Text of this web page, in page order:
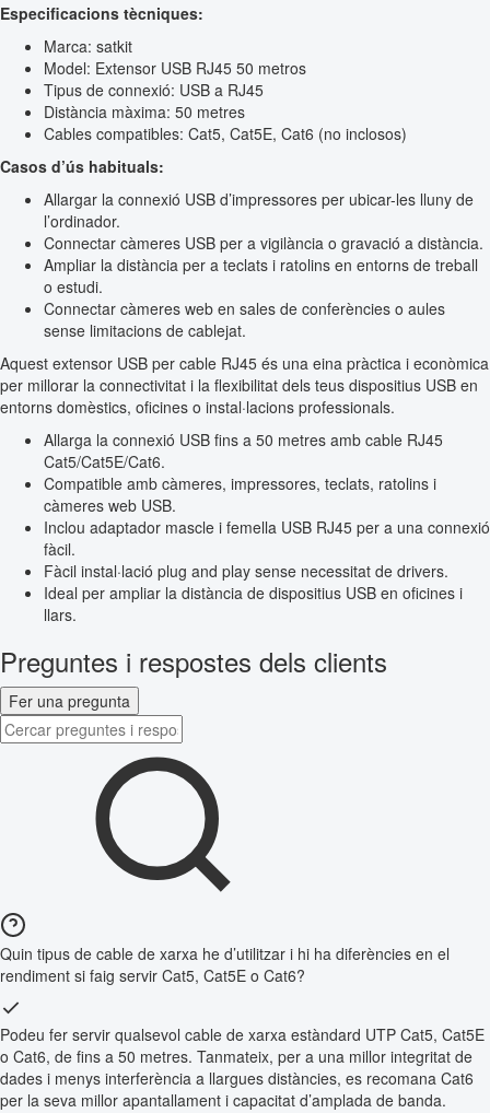
Especificacions tècniques:
Marca: satkit
Model: Extensor USB RJ45 50 metros
Tipus de connexió: USB a RJ45
Distància màxima: 50 metres
Cables compatibles: Cat5, Cat5E, Cat6 (no inclosos)
Casos d’ús habituals:
Allargar la connexió USB d’impressores per ubicar-les lluny de
l’ordinador.
Connectar càmeres USB per a vigilància o gravació a distància.
Ampliar la distància per a teclats i ratolins en entorns de treball
o estudi.
Connectar càmeres web en sales de conferències o aules
sense limitacions de cablejat.
Aquest extensor USB per cable RJ45 és una eina pràctica i econòmica
per millorar la connectivitat i la flexibilitat dels teus dispositius USB en
entorns domèstics, oficines o instal·lacions professionals.
Allarga la connexió USB fins a 50 metres amb cable RJ45
Cat5/Cat5E/Cat6.
Compatible amb càmeres, impressores, teclats, ratolins i
càmeres web USB.
Inclou adaptador mascle i femella USB RJ45 per a una connexió
fàcil.
Fàcil instal·lació plug and play sense necessitat de drivers.
Ideal per ampliar la distància de dispositius USB en oficines i
llars.
Preguntes i respostes dels clients
Fer una pregunta
Quin tipus de cable de xarxa he d’utilitzar i hi ha diferències en el
rendiment si faig servir Cat5, Cat5E o Cat6?
Podeu fer servir qualsevol cable de xarxa estàndard UTP Cat5, Cat5E
o Cat6, de fins a 50 metres. Tanmateix, per a una millor integritat de
dades i menys interferència a llargues distàncies, es recomana Cat6
per la seva millor apantallament i capacitat d’amplada de banda.